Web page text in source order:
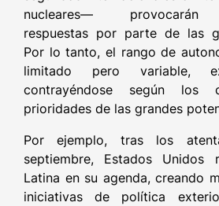
nucleares— provocarán
respuestas por parte de las
Por lo tanto, el rango de
limitado pero variable,
contrayéndose según los
prioridades de las grandes
Por ejemplo, tras los
septiembre, Estados Unidos
Latina en su agenda, creando
iniciativas de política